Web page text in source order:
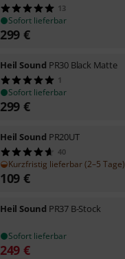
13
Sofort lieferbar
299 €
Heil Sound PR30 Black Matte
1
Sofort lieferbar
299 €
Heil Sound PR20UT
40
Kurzfristig lieferbar (2–5 Tage)
109 €
Heil Sound PR37 B-Stock
Sofort lieferbar
249 €